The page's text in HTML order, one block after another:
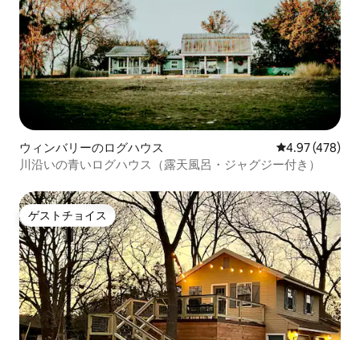
ウィンバリーのログハウス レビュー478
4.97 (478)
川沿いの青いログハウス（露天風呂・ジャグジー付き）
ゲストチョイス
ゲストチョイス